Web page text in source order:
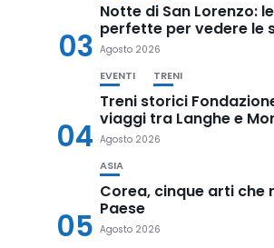
03
Notte di San Lorenzo:
perfette per vedere le
Agosto 2026
04
EVENTI TRENI
Treni storici
viaggi tra Langhe e
Agosto 2026
05
ASIA
Corea, cinque arti che
Paese
Agosto 2026